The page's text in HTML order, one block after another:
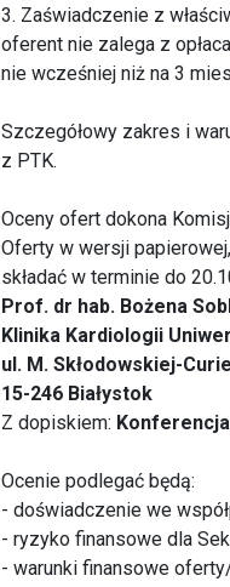
3. Zaświadczenie z
oferent nie zalega z
nie wcześniej niż na 3
Szczegółowy zakres i
z PTK.
Oceny ofert dokona
Oferty w wersji
składać w terminie do
Prof. dr hab. Bożena
Klinika Kardiologii
ul. M. Skłodowskiej-
15-246 Białystok
Z dopiskiem:
Ocenie podlegać będą:
- doświadczenie we
- ryzyko finansowe dla
- warunki finansowe